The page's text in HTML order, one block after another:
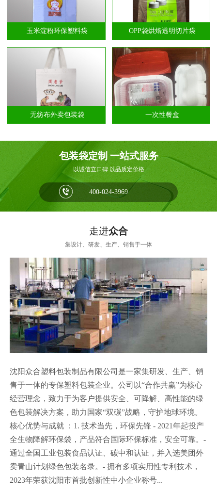
玉米淀粉环保塑料袋 OPP袋烘焙透明切片袋
无纺布外卖包装袋 一次性餐盒
包装袋定制 一站式服务
以诚信立口碑 以品质定价格
400-024-3969
走进众合
集设计、研发、生产、销售于一体
沈阳众合塑料包装制品有限公司是一家集研发、生产、销
售于一体的专保塑料包装企业。公司以“合作共赢”为核心
经营理念，致力于为客户提供安全、可降解、高性能的绿
色包装解决方案，助力国家“双碳”战略，守护地球环境。
核心优势与成就 ：1. 技术当先，环保先锋 - 2021年起投产
全生物降解环保袋，产品符合国际环保标准，安全可靠。-
通过全国工业包装食品认证、碳中和认证，并入选美团外
卖青山计划绿色包装名录。- 拥有多项实用性专利技术，
2023年荣获沈阳市首批创新性中小企业称号...